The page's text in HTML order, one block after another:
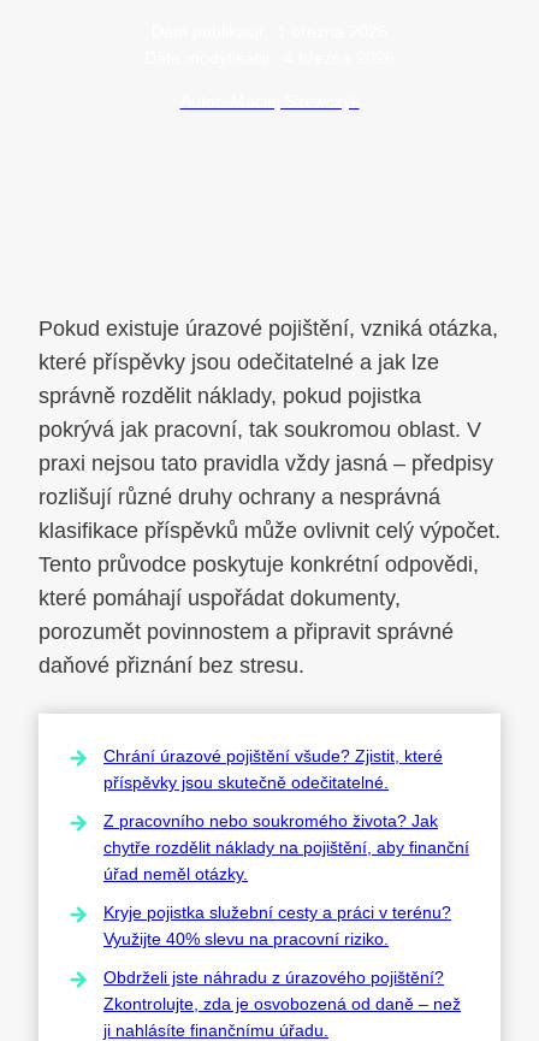
Pokud existuje úrazové pojištění, vzniká otázka,
které příspěvky jsou odečitatelné a jak lze
správně rozdělit náklady, pokud pojistka
pokrývá jak pracovní, tak soukromou oblast. V
praxi nejsou tato pravidla vždy jasná – předpisy
rozlišují různé druhy ochrany a nesprávná
klasifikace příspěvků může ovlivnit celý výpočet.
Tento průvodce poskytuje konkrétní odpovědi,
které pomáhají uspořádat dokumenty,
porozumět povinnostem a připravit správné
daňové přiznání bez stresu.
Chrání úrazové pojištění všude? Zjistit, které
příspěvky jsou skutečně odečitatelné.
Z pracovního nebo soukromého života? Jak
chytře rozdělit náklady na pojištění, aby finanční
úřad neměl otázky.
Kryje pojistka služební cesty a práci v terénu?
Využijte 40% slevu na pracovní riziko.
Obdrželi jste náhradu z úrazového pojištění?
Zkontrolujte, zda je osvobozená od daně – než
ji nahlásíte finančnímu úřadu.